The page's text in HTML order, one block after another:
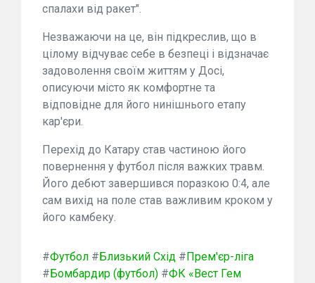
спалахи від ракет".
Незважаючи на це, він підкреслив, що в
цілому відчуває себе в безпеці і відзначає
задоволення своїм життям у Досі,
описуючи місто як комфортне та
відповідне для його нинішнього етапу
кар'єри.
Перехід до Катару став частиною його
повернення у футбол після важких травм.
Його дебют завершився поразкою 0:4, але
сам вихід на поле став важливим кроком у
його камбеку.
#Футбол #Близький Схід #Прем'єр-ліга
#Бомбардир (футбол) #ФК «Вест Гем